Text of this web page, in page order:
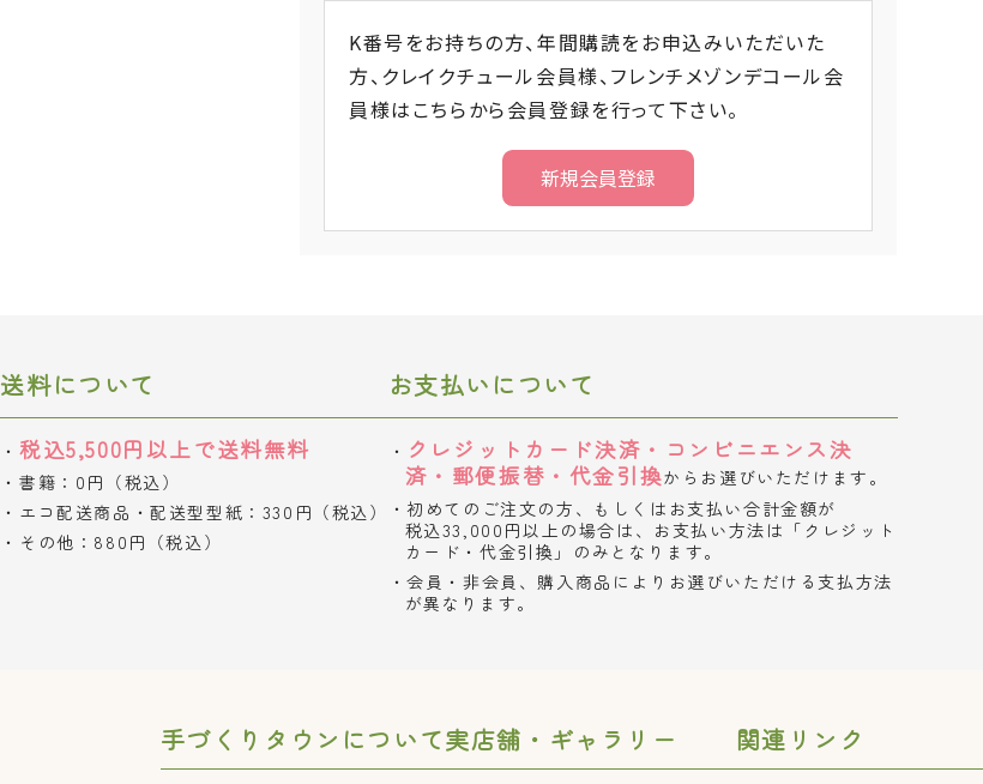
K番号をお持ちの方、年間購読をお申込みいただいた
方、 クレイクチュール会員様、フレンチメゾンデコール会
員様はこちらから会員登録を行って下さい。
送料について
税込5,500円以上で送料無料
書籍：0円（税込）
エコ配送商品・配送型型紙：330円（税込）
その他：880円（税込）
お支払いについて
クレジットカード決済・コンビニエンス決
済・郵便振替・代金引換からお選びいただけます。
初めてのご注文の方、もしくはお支払い合計金額が
税込33,000円以上の場合は、お支払い方法は「クレジット
カード・代金引換」のみとなります。
会員・非会員、購入商品によりお選びいただける支払方法
が異なります。
手づくりタウンについて実店舗・ギャラリー 関連リンク